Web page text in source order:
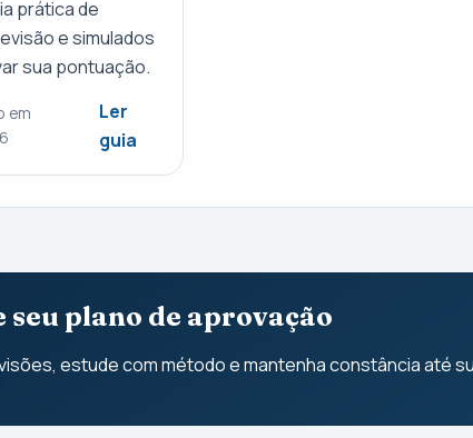
prática de
e simulados
sua pontuação.
em
Ler
guia
seu plano de aprovação
estude com método e mantenha constância até